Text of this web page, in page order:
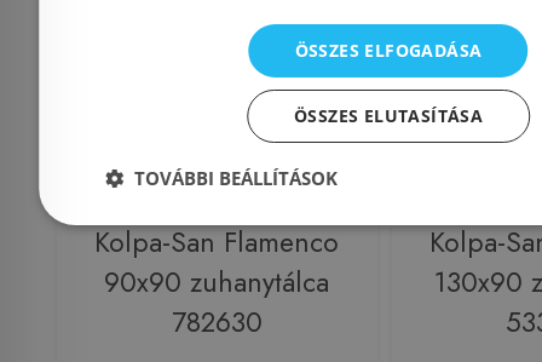
Kolpa-San Flamenco
90x90 zuhanytálca
782630
Kolpa-
130x90
ÖSSZES ELFOGADÁSA
ÖSSZES ELUTASÍTÁSA
TOVÁBBI BEÁLLÍTÁSOK